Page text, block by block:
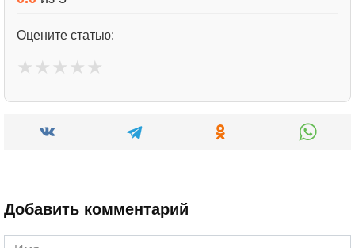
Оцените статью:
★ ★ ★ ★ ★
Добавить комментарий
Имя